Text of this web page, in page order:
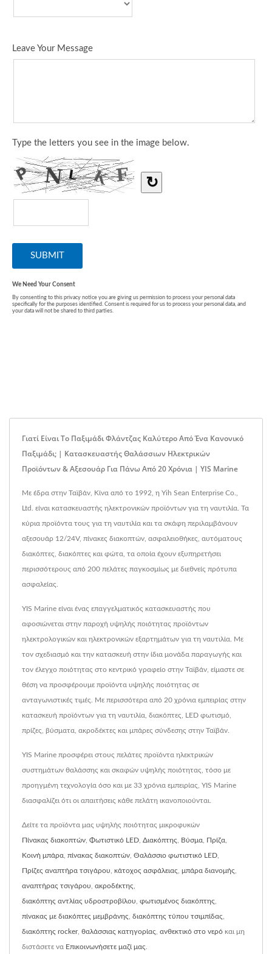
Γιατί Είναι Το Παξιμάδι Φλάντζας Καλύτερο Από Ένα Κανονικό
Παξιμάδι; | Κατασκευαστής Θαλάσσιων Ηλεκτρικών
Προϊόντων & Αξεσουάρ Για Πάνω Από 20 Χρόνια | YIS Marine
Με έδρα στην Ταϊβάν, Κίνα από το 1992, η Yih Sean Enterprise Co.,
Ltd. είναι κατασκευαστής ηλεκτρονικών προϊόντων για τη ναυτιλία. Τα
κύρια προϊόντα τους για τη ναυτιλία και τα σκάφη περιλαμβάνουν
αξεσουάρ 12/24V, πίνακες διακοπτών, ασφαλειοθήκες, αυτόματους
διακόπτες, διακόπτες και φώτα, τα οποία έχουν εξυπηρετήσει
περισσότερους από 200 πελάτες παγκοσμίως με διεθνείς πρότυπα
ασφαλείας.
YIS Marine είναι ένας επαγγελματικός κατασκευαστής που
αφοσιώνεται στην παροχή υψηλής ποιότητας προϊόντων
ηλεκτρολογικών και ηλεκτρονικών εξαρτημάτων για τη ναυτιλία. Με
τον σχεδιασμό και την κατασκευή στην ίδια μονάδα παραγωγής και
τον έλεγχο ποιότητας στο κεντρικό γραφείο στην Ταϊβάν, είμαστε σε
θέση να προσφέρουμε προϊόντα υψηλής ποιότητας σε
ανταγωνιστικές τιμές. Με περισσότερα από 20 χρόνια εμπειρίας στην
κατασκευή προϊόντων για τη ναυτιλία, διακόπτες, LED φωτισμό,
πρίζες, βύσματα, ακροδέκτες και μπάρες σύνδεσης στην Ταϊβάν.
YIS Marine προσφέρει στους πελάτες προϊόντα ηλεκτρικών
συστημάτων θαλάσσης και σκαφών υψηλής ποιότητας, τόσο με
προηγμένη τεχνολογία όσο και με 33 χρόνια εμπειρίας, YIS Marine
διασφαλίζει ότι οι απαιτήσεις κάθε πελάτη ικανοποιούνται.
Δείτε τα προϊόντα μας υψηλής ποιότητας μικροφυκών
Πίνακας διακοπτών Φωτιστικό LED Διακόπτης Βύσμα Πρίζα
Κοινή μπάρα πίνακας διακοπτών Θαλάσσιο φωτιστικό LED
Πρίζες αναπτήρα τσιγάρου κάτοχος ασφάλειας μπάρα διανομής
αναπτήρας τσιγάρου ακροδέκτης
διακόπτης αντλίας υδροστροβίλου φωτισμένος διακόπτης
πίνακας με διακόπτες μεμβράνης διακόπτης τύπου τσιμπίδας
διακόπτης rocker, θαλάσσιας κατηγορίας ανθεκτικό στο νερό και μη
διστάσετε να Επικοινωνήσετε μαζί μας